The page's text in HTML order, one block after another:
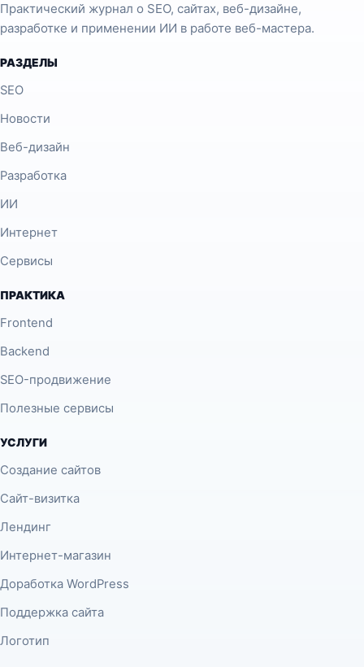
Практический журнал о SEO, сайтах, веб-дизайне,
разработке и применении ИИ в работе веб-мастера.
РАЗДЕЛЫ
SEO
Новости
Веб-дизайн
Разработка
ИИ
Интернет
Сервисы
ПРАКТИКА
Frontend
Backend
SEO-продвижение
Полезные сервисы
УСЛУГИ
Создание сайтов
Сайт-визитка
Лендинг
Интернет-магазин
Доработка WordPress
Поддержка сайта
Логотип